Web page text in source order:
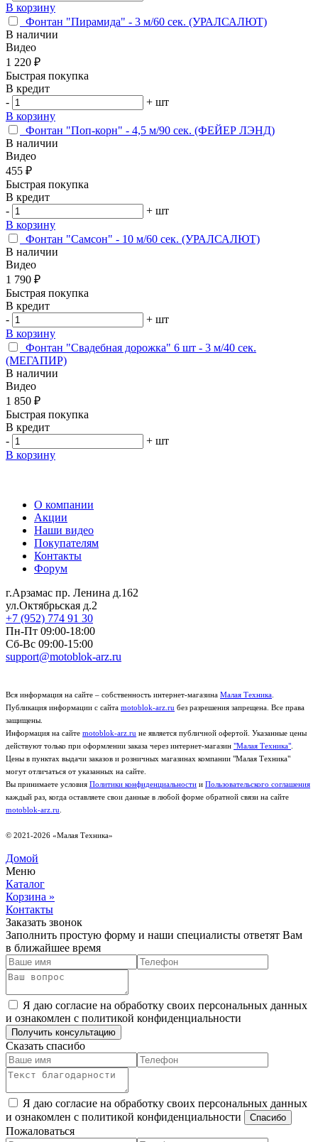
В корзину
Фонтан "Пирамида" - 3 м/60 сек. (УРАЛСАЛЮТ)
В наличии
Видео
1 220 ₽
Быстрая покупка
В кредит
-
+ шт
В корзину
Фонтан "Поп-корн" - 4,5 м/90 сек. (ФЕЙЕР ЛЭНД)
В наличии
Видео
455 ₽
Быстрая покупка
В кредит
-
+ шт
В корзину
Фонтан "Самсон" - 10 м/60 сек. (УРАЛСАЛЮТ)
В наличии
Видео
1 790 ₽
Быстрая покупка
В кредит
-
+ шт
В корзину
Фонтан "Свадебная дорожка" 6 шт - 3 м/40 сек.
(МЕГАПИР)
В наличии
Видео
1 850 ₽
Быстрая покупка
В кредит
-
+ шт
В корзину
О компании
Акции
Наши видео
Покупателям
Контакты
Форум
г.Арзамас пр. Ленина д.162
ул.Октябрьская д.2
+7 (952) 774 91 30
Пн-Пт 09:00-18:00
Сб-Вс 09:00-15:00
support@motoblok-arz.ru
Вся информация на сайте – собственность интернет-магазина Малая Техника
Публикация информации с сайта motoblok-arz.ru без разрешения запрещена. Все права
защищены.
Информация на сайте motoblok-arz.ru не является публичной офертой. Указанные цены
действуют только при оформлении заказа через интернет-магазин "Малая Техника"
Цены в пунктах выдачи заказов и розничных магазинах компании "Малая Техника"
могут отличаться от указанных на сайте.
Вы принимаете условия Политики конфиденциальности и Пользовательского соглашения
каждый раз, когда оставляете свои данные в любой форме обратной связи на сайте
motoblok-arz.ru
© 2021-2026 «Малая Техника»
Домой
Меню
Каталог
Корзина »
Контакты
Заказать звонок
Заполнить простую форму и наши специалисты ответят Вам
в ближайшее время
Я даю согласие на обработку своих персональных данных
и ознакомлен с политикой конфиденциальности
Сказать спасибо
Я даю согласие на обработку своих персональных данных
и ознакомлен с политикой конфиденциальности
Пожаловаться